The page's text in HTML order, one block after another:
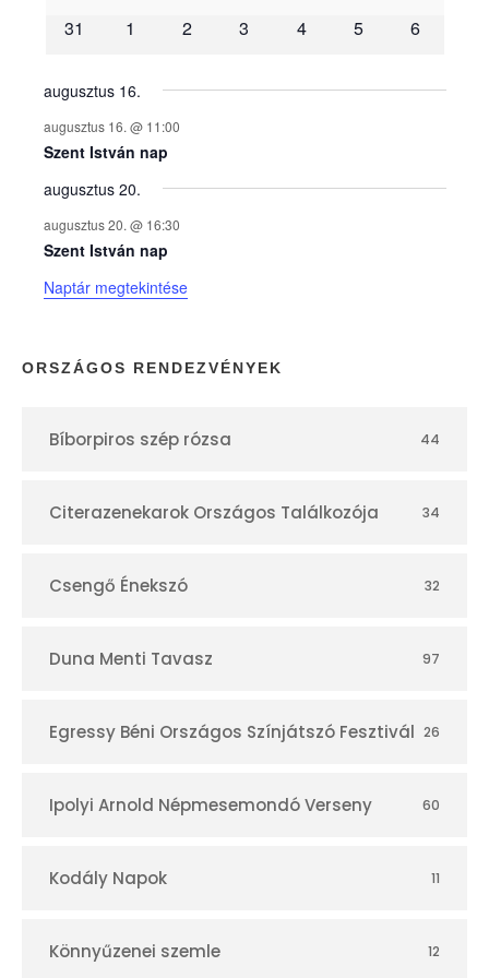
n
y
e
k
n
a
p
r
31
1 2 3 4 5 6
augusztus 16.
augusztus 16. @ 11:00
Szent István nap
augusztus 20.
augusztus 20. @ 16:30
Szent István nap
Naptár megtekintése
ORSZÁGOS RENDEZVÉNYEK
Bíborpiros szép rózsa 44
Citerazenekarok Országos Találkozója 34
Csengő Énekszó 32
Duna Menti Tavasz 97
Egressy Béni Országos Színjátszó Fesztivál 26
Ipolyi Arnold Népmesemondó Verseny 60
Kodály Napok 11
Könnyűzenei szemle 12